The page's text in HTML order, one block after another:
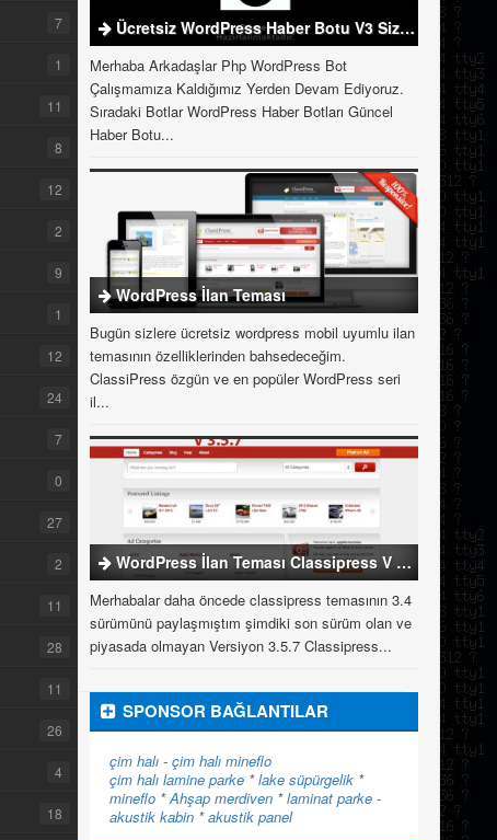
7
1
11
8
12
2
9
1
12
24
7
0
27
2
11
28
11
26
4
18
Ücretsiz WordPress Haber Botu V3 Sizlerle
Merhaba Arkadaşlar Php WordPress Bot
Çalışmamıza Kaldığımız Yerden Devam Ediyoruz.
Sıradaki Botlar WordPress Haber Botları Güncel
Haber Botu...
WordPress İlan Teması
Bugün sizlere ücretsiz wordpress mobil uyumlu ilan
temasının özelliklerinden bahsedeceğim.
ClassiPress özgün ve en popüler WordPress seri
il...
WordPress İlan Teması Classipress V 3.5.7
Merhabalar daha öncede classipress temasının 3.4
sürümünü paylaşmıştım şimdiki son sürüm olan ve
piyasada olmayan Versiyon 3.5.7 Classipress...
SPONSOR BAĞLANTILAR
çim halı - çim halı mineflo
çim halı lamine parke *lake süpürgelik *
mineflo *Ahşap merdiven *laminat parke -
akustik kabin *akustik panel